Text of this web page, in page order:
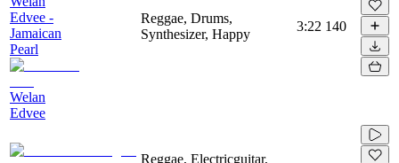
Edvee -
Jamaican
Pearl
Welan
Edvee
Reggae, Drums,
Synthesizer, Happy
3:22 140
Reggae, Electricguitar,